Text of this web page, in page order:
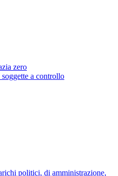
zero
a controllo
politici, di amministrazione,